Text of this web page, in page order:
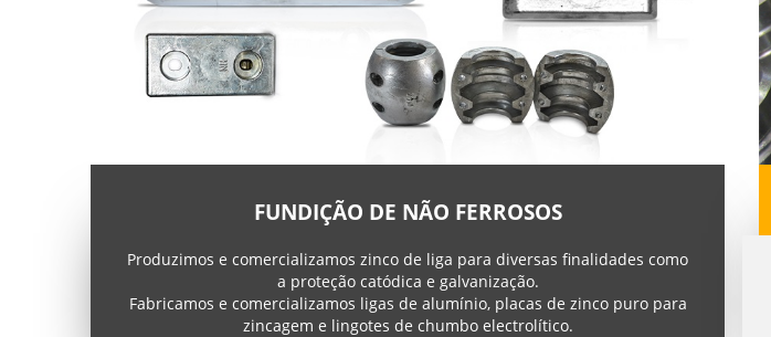
FUNDIÇÃO DE NÃO FERROSOS
Produzimos e comercializamos zinco de liga para diversas finalidades como
a proteção catódica e galvanização.
Fabricamos e comercializamos ligas de alumínio, placas de zinco puro para
zincagem e lingotes de chumbo electrolítico.